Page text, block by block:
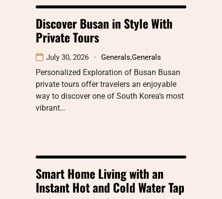
Discover Busan in Style With
Private Tours
July 30, 2026 Generals,Generals
Personalized Exploration of Busan Busan
private tours offer travelers an enjoyable
way to discover one of South Korea’s most
vibrant…
Smart Home Living with an
Instant Hot and Cold Water Tap